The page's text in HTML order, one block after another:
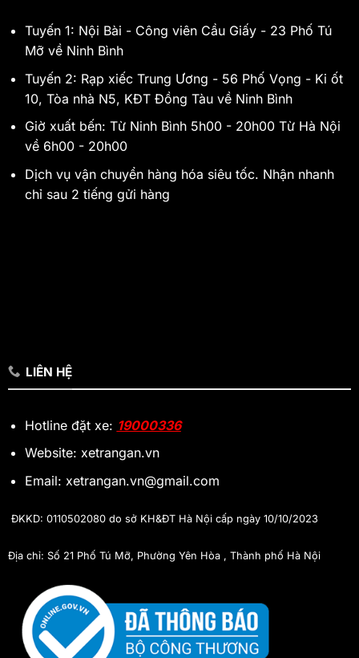
Tuyến 1: Nội Bài - Công viên Cầu Giấy - 23 Phố Tú
Mỡ về Ninh Bình
Tuyến 2: Rạp xiếc Trung Ương - 56 Phố Vọng - Ki ốt
10, Tòa nhà N5, KĐT Đồng Tàu về Ninh Bình
Giờ xuất bến: Từ Ninh Bình 5h00 - 20h00 Từ Hà Nội
về 6h00 - 20h00
Dịch vụ vận chuyển hàng hóa siêu tốc. Nhận nhanh
chỉ sau 2 tiếng gửi hàng
LIÊN HỆ
Hotline đặt xe: 19000336
Website: xetrangan.vn
Email: xetrangan.vn@gmail.com
ĐKKD: 0110502080 do sở KH&ĐT Hà Nội cấp ngày 10/10/2023
Địa chỉ: Số 21 Phố Tú Mỡ, Phường Yên Hòa , Thành phố Hà Nội